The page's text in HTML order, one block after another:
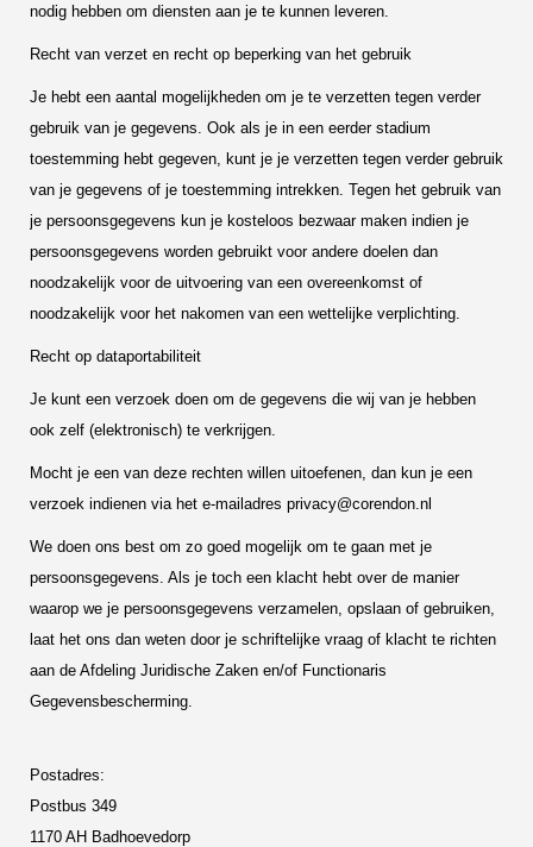
nodig hebben om diensten aan je te kunnen leveren.
Recht van verzet en recht op beperking van het gebruik
Je hebt een aantal mogelijkheden om je te verzetten tegen verder
gebruik van je gegevens. Ook als je in een eerder stadium
toestemming hebt gegeven, kunt je je verzetten tegen verder gebruik
van je gegevens of je toestemming intrekken. Tegen het gebruik van
je persoonsgegevens kun je kosteloos bezwaar maken indien je
persoonsgegevens worden gebruikt voor andere doelen dan
noodzakelijk voor de uitvoering van een overeenkomst of
noodzakelijk voor het nakomen van een wettelijke verplichting.
Recht op dataportabiliteit
Je kunt een verzoek doen om de gegevens die wij van je hebben
ook zelf (elektronisch) te verkrijgen.
Mocht je een van deze rechten willen uitoefenen, dan kun je een
verzoek indienen via het e-mailadres privacy@corendon.nl
We doen ons best om zo goed mogelijk om te gaan met je
persoonsgegevens. Als je toch een klacht hebt over de manier
waarop we je persoonsgegevens verzamelen, opslaan of gebruiken,
laat het ons dan weten door je schriftelijke vraag of klacht te richten
aan de Afdeling Juridische Zaken en/of Functionaris
Gegevensbescherming.
Postadres:
Postbus 349
1170 AH Badhoevedorp